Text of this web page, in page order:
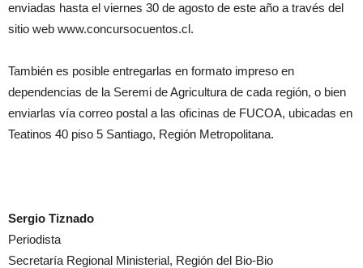
enviadas hasta el viernes 30 de agosto de este año a través del
sitio web www.concursocuentos.cl.
También es posible entregarlas en formato impreso en
dependencias de la Seremi de Agricultura de cada región, o bien
enviarlas vía correo postal a las oficinas de FUCOA, ubicadas en
Teatinos 40 piso 5 Santiago, Región Metropolitana.
Sergio Tiznado
Periodista
Secretaría Regional Ministerial, Región del Bio-Bio